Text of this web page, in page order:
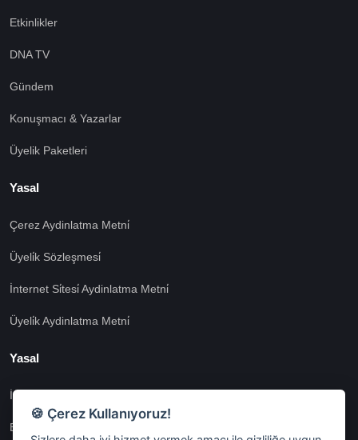
Etkinlikler
DNA TV
Gündem
Konuşmacı & Yazarlar
Üyelik Paketleri
Yasal
Çerez Aydinlatma Metni̇
Üyeli̇k Sözleşmesi̇
İnternet Si̇tesi̇ Aydinlatma Metni̇
Üyeli̇k Aydinlatma Metni̇
Yasal
İşlem Rehberi̇
Etk İzni̇ Metni̇
🍪 Çerez Kullanıyoruz!